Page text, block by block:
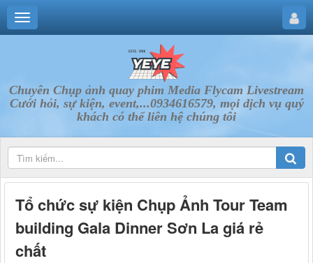
Chuyên Chụp ảnh quay phim Media Flycam Livestream
Cưới hỏi, sự kiện, event,...0934616579, mọi dịch vụ quý
khách có thể liên hệ chúng tôi
Tổ chức sự kiện Chụp Ảnh Tour Team
building Gala Dinner Sơn La giá rẻ
chất